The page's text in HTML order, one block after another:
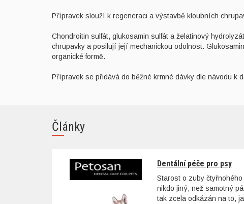
Přípravek slouží k regeneraci a výstavbě kloubních
Chondroitin sulfát, glukosamin sulfát a želatinový
chrupavky a posilují její mechanickou odolnost.
organické formě.
Přípravek se přidává do běžné krmné dávky dle návodu k
Články
Dentální péče pro psy
Starost o zuby
nikdo jiný, než samotný
tak zcela odkázán na to,